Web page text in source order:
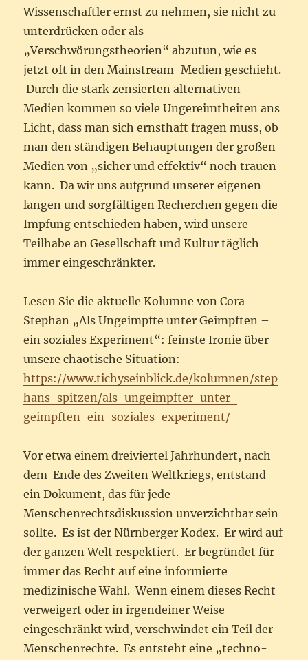
Wissenschaftler ernst zu nehmen, sie nicht zu
unterdrücken oder als
„Verschwörungstheorien“ abzutun, wie es
jetzt oft in den Mainstream-Medien geschieht.
Durch die stark zensierten alternativen
Medien kommen so viele Ungereimtheiten ans
Licht, dass man sich ernsthaft fragen muss, ob
man den ständigen Behauptungen der großen
Medien von „sicher und effektiv“ noch trauen
kann. Da wir uns aufgrund unserer eigenen
langen und sorgfältigen Recherchen gegen die
Impfung entschieden haben, wird unsere
Teilhabe an Gesellschaft und Kultur täglich
immer eingeschränkter.
Lesen Sie die aktuelle Kolumne von Cora
Stephan „Als Ungeimpfte unter Geimpften –
ein soziales Experiment“: feinste Ironie über
unsere chaotische Situation:
https://www.tichyseinblick.de/kolumnen/step
hans-spitzen/als-ungeimpfter-unter-
geimpften-ein-soziales-experiment/
Vor etwa einem dreiviertel Jahrhundert, nach
dem Ende des Zweiten Weltkriegs, entstand
ein Dokument, das für jede
Menschenrechtsdiskussion unverzichtbar sein
sollte. Es ist der Nürnberger Kodex. Er wird auf
der ganzen Welt respektiert. Er begründet für
immer das Recht auf eine informierte
medizinische Wahl. Wenn einem dieses Recht
verweigert oder in irgendeiner Weise
eingeschränkt wird, verschwindet ein Teil der
Menschenrechte. Es entsteht eine „techno-